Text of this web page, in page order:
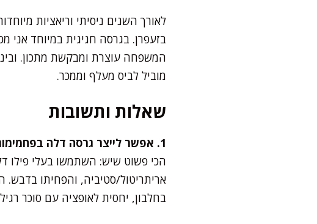
לאורך השנים ניסיתי וריאציות
בזעפרן. בגרסה חגיגית במיוחד אני
המשפחה עוצרת ומבקשת מתכון.
מוביל לביס מעלף וממכר.
שאלות ותשובות
1. אפשר לייצר גרסה דלה בפחמימות לגלידה בקלאווה?
הכי פשוט שיש: השתמשו בעלי פילו
אריתריטול/סטיביה, והפחיתו בדבש.
בחלבון, יחסית לאופציה עם סוכר